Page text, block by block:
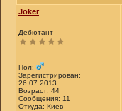
Joker
Дебютант
Пол:
Зарегистрирован:
26.07.2013
Возраст: 44
Сообщения: 11
Откуда: Киев